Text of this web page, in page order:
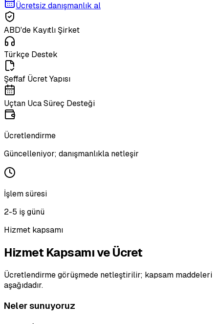
Ücretsiz danışmanlık al
ABD'de Kayıtlı Şirket
Türkçe Destek
Şeffaf Ücret Yapısı
Uçtan Uca Süreç Desteği
Ücretlendirme
Güncelleniyor; danışmanlıkla netleşir
İşlem süresi
2-5 iş günü
Hizmet kapsamı
Hizmet Kapsamı ve Ücret
Ücretlendirme görüşmede netleştirilir; kapsam maddeleri
aşağıdadır.
Neler sunuyoruz